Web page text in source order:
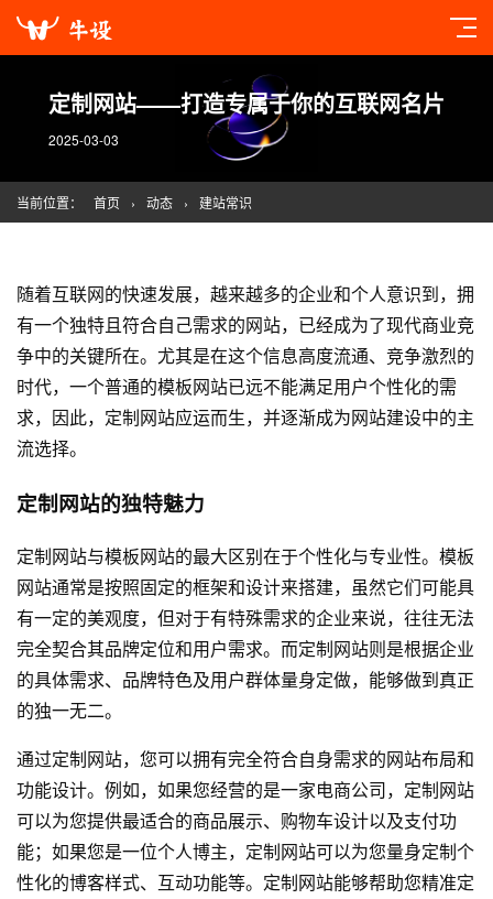
定制网站——打造专属于你的互联网名片
2025-03-03
当前位置： 首页 › 动态 › 建站常识
随着互联网的快速发展，越来越多的企业和个人意识到，拥
有一个独特且符合自己需求的网站，已经成为了现代商业竞
争中的关键所在。尤其是在这个信息高度流通、竞争激烈的
时代，一个普通的模板网站已远不能满足用户个性化的需
求，因此，定制网站应运而生，并逐渐成为网站建设中的主
流选择。
定制网站的独特魅力
定制网站与模板网站的最大区别在于个性化与专业性。模板
网站通常是按照固定的框架和设计来搭建，虽然它们可能具
有一定的美观度，但对于有特殊需求的企业来说，往往无法
完全契合其品牌定位和用户需求。而定制网站则是根据企业
的具体需求、品牌特色及用户群体量身定做，能够做到真正
的独一无二。
通过定制网站，您可以拥有完全符合自身需求的网站布局和
功能设计。例如，如果您经营的是一家电商公司，定制网站
可以为您提供最适合的商品展示、购物车设计以及支付功
能；如果您是一位个人博主，定制网站可以为您量身定制个
性化的博客样式、互动功能等。定制网站能够帮助您精准定